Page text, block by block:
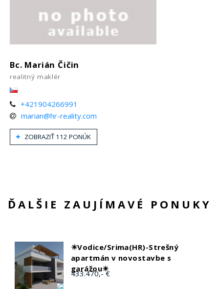
Bc. Marián Čičin
realitný maklér
+421904266991
marian@hr-reality.com
ZOBRAZIŤ 112 PONÚK
ĎALŠIE ZAUJÍMAVÉ PONUKY
☀Vodice/Srima(HR)-Strešný
apartmán v novostavbe s
garážou☀
433.470,- €